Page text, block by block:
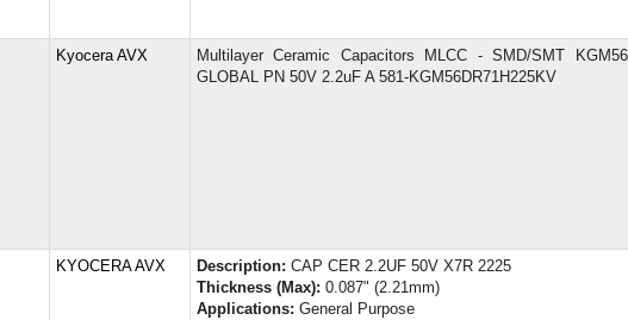
Kyocera AVX
Multilayer Ceramic Capacitors MLCC - SMD/SMT
GLOBAL PN 50V 2.2uF A 581-KGM56DR71H225KV
KYOCERA AVX Description: CAP CER 2.2UF 50V X7R 2225
Thickness (Max): 0.087" (2.21mm)
Applications: General Purpose